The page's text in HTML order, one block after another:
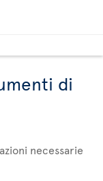
di
necessarie